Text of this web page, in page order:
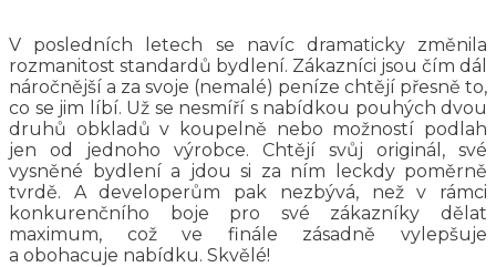
V posledních letech se navíc dramaticky změnila
rozmanitost standardů bydlení. Zákazníci jsou čím dál
náročnější a za svoje (nemalé) peníze chtějí přesně to,
co se jim líbí. Už se nesmíří s nabídkou pouhých dvou
druhů obkladů v koupelně nebo možností podlah
jen od jednoho výrobce. Chtějí svůj originál, své
vysněné bydlení a jdou si za ním leckdy poměrně
tvrdě. A developerům pak nezbývá, než v rámci
konkurenčního boje pro své zákazníky dělat
maximum, což ve finále zásadně vylepšuje
a obohacuje nabídku. Skvělé!